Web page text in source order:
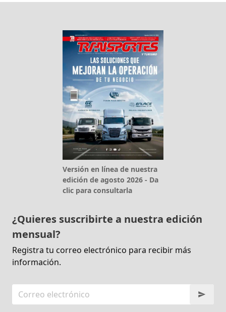
Versión en línea de nuestra
edición de agosto 2026 - Da
clic para consultarla
¿Quieres suscribirte a nuestra edición
mensual?
Registra tu correo electrónico para recibir más
información.